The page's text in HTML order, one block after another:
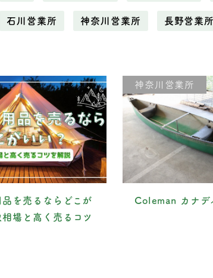
石川営業所 神奈川営業所 長野営業所
品を売るならどこが
場と高く売るコツ
神奈川営業所
Coleman カナデ